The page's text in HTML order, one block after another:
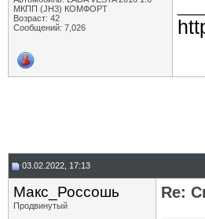
МКПП (JH3) КОМФОРТ
Возраст: 42
Сообщений: 7,026
03.02.2022, 17:13
Макс_Россошь
Продвинутый
Re: